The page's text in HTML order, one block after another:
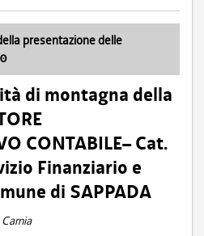
presentazione delle
di montagna della
CONTABILE– Cat.
Finanziario e
di SAPPADA